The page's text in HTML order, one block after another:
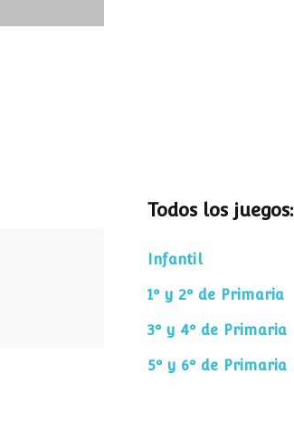
Todos los juegos:
Infantil
1º y 2º de Primaria
3º y 4º de Primaria
5º y 6º de Primaria